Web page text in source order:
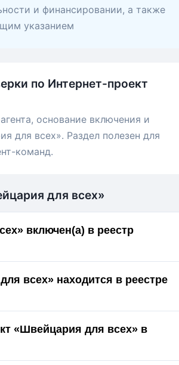
и финансировании, а также
указанием
по Интернет-проект
основание включения и
для всех». Раздел полезен для
команд.
для всех»
включен(а) в реестр
всех» находится в реестре
«Швейцария для всех» в